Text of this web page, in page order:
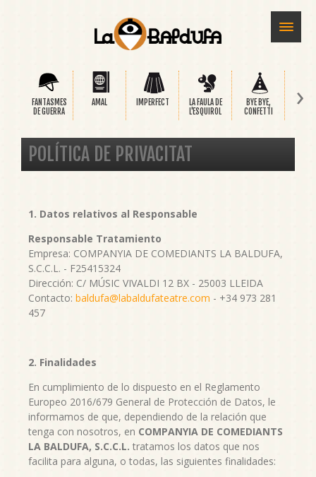
FANTASMES
DE GUERRA
AMAL IMPERFECT
LA FAULA DE
L'ESQUIROL
BYE BYE,
CONFETTI
›
POLÍTICA DE PRIVACITAT
1. Datos relativos al Responsable
Responsable Tratamiento
Empresa: COMPANYIA DE COMEDIANTS LA BALDUFA,
S.C.C.L. - F25415324
Dirección: C/ MÚSIC VIVALDI 12 BX - 25003 LLEIDA
Contacto: baldufa@labaldufateatre.com - +34 973 281
457
2. Finalidades
En cumplimiento de lo dispuesto en el Reglamento
Europeo 2016/679 General de Protección de Datos, le
informamos de que, dependiendo de la relación que
tenga con nosotros, en COMPANYIA DE COMEDIANTS
LA BALDUFA, S.C.C.L. tratamos los datos que nos
facilita para alguna, o todas, las siguientes finalidades: